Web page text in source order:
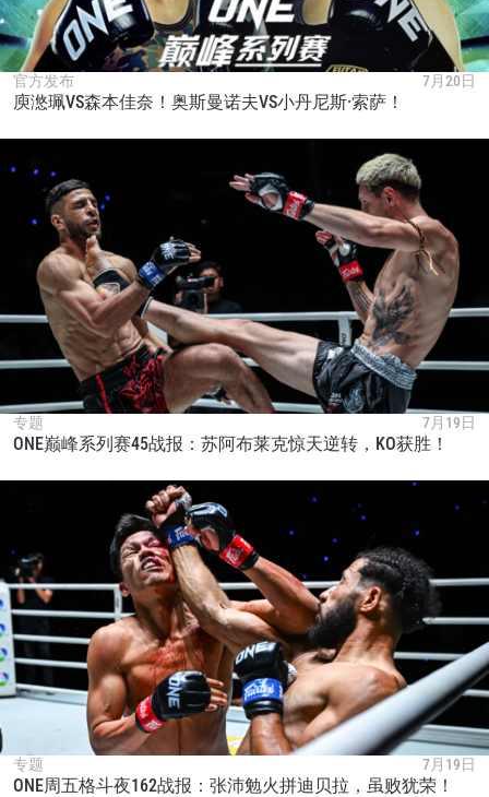
官方发布 7月20日
庾滺珮VS森本佳奈！奥斯曼诺夫VS小丹尼斯·索萨！
专题 7月19日
ONE巅峰系列赛45战报：苏阿布莱克惊天逆转，KO获胜！
专题 7月19日
ONE周五格斗夜162战报：张沛勉火拼迪贝拉，虽败犹荣！